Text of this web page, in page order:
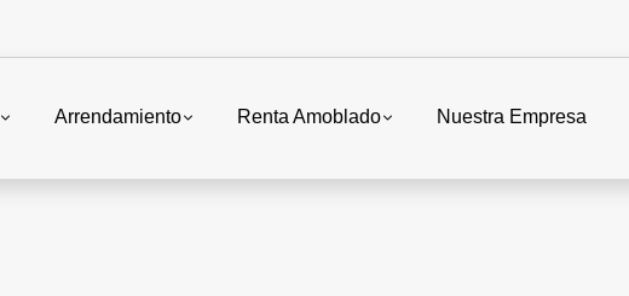
Arrendamiento Renta Amoblado Nuestra Empresa